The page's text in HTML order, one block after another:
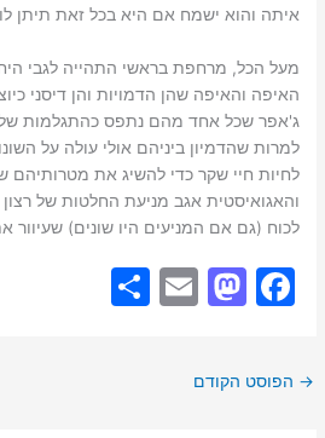
איתה והוא ישמח אם היא בכל זאת תיתן
מעל הכל, מרחפת בראשי התהייה לגבי
האיפה והאיפה שהן הדמויות והן דיסני
ג'אפר שכל אחד מהם נתפס כהתגלמות
למרות שהדמיון ביניהם אולי עולה על
לחיות חיי שקר כדי להשיג את מטרותיהם
והאגואיסטית אגב מניעת החלטות של
לכוח (גם אם המניעים היו שונים) שעיוור
F
e
M
o
E
→ הפוסט הקודם